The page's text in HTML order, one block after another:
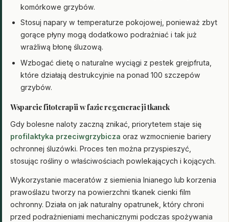
komórkowe grzybów.
Stosuj napary w temperaturze pokojowej, ponieważ zbyt
gorące płyny mogą dodatkowo podrażniać i tak już
wrażliwą błonę śluzową.
Wzbogać dietę o naturalne wyciągi z pestek grejpfruta,
które działają destrukcyjnie na ponad 100 szczepów
grzybów.
Wsparcie fitoterapii w fazie regeneracji tkanek
Gdy bolesne naloty zaczną znikać, priorytetem staje się
profilaktyka przeciwgrzybicza oraz wzmocnienie bariery
ochronnej śluzówki. Proces ten można przyspieszyć,
stosując rośliny o właściwościach powlekających i kojących.
Wykorzystanie maceratów z siemienia lnianego lub korzenia
prawoślazu tworzy na powierzchni tkanek cienki film
ochronny. Działa on jak naturalny opatrunek, który chroni
przed podrażnieniami mechanicznymi podczas spożywania